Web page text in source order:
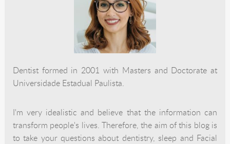
Dentist formed in 2001 with Masters and Doctorate at
Universidade Estadual Paulista.
I'm very idealistic and believe that the information can
transform people's lives. Therefore, the aim of this blog is
to take your questions about dentistry, sleep and Facial